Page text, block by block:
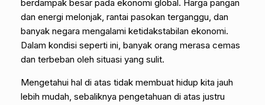
berdampak besar pada ekonomi global. Harga pangan
dan energi melonjak, rantai pasokan terganggu, dan
banyak negara mengalami ketidakstabilan ekonomi.
Dalam kondisi seperti ini, banyak orang merasa cemas
dan terbeban oleh situasi yang sulit.
Mengetahui hal di atas tidak membuat hidup kita jauh
lebih mudah, sebaliknya pengetahuan di atas justru